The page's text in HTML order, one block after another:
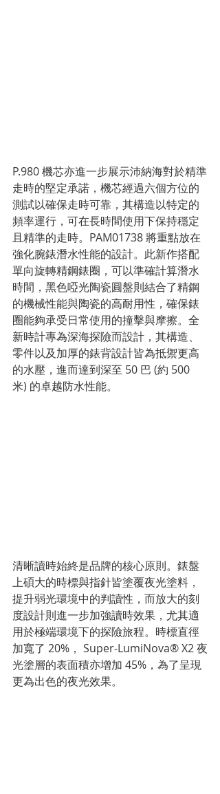
P.980 機芯亦進一步展示沛納海對於精準
走時的堅定承諾，機芯經過六個方位的
測試以確保走時可靠，其構造以特定的
頻率運行，可在長時間使用下保持穩定
且精準的走時。PAM01738 將重點放在
強化腕錶潛水性能的設計。此新作搭配
單向旋轉精鋼錶圈，可以準確計算潛水
時間，黑色啞光陶瓷圓盤則結合了精鋼
的機械性能與陶瓷的高耐用性，確保錶
圈能夠承受日常使用的撞擊與摩擦。全
新時計專為深海探險而設計，其構造、
零件以及加厚的錶背設計皆為抵禦更高
的水壓，進而達到深至 50 巴 (約 500
米) 的卓越防水性能。
清晰讀時始終是品牌的核心原則。錶盤
上碩大的時標與指針皆塗覆夜光塗料，
提升弱光環境中的判讀性，而放大的刻
度設計則進一步加強讀時效果，尤其適
用於極端環境下的探險旅程。時標直徑
加寬了 20%， Super-LumiNova® X2 夜
光塗層的表面積亦增加 45%，為了呈現
更為出色的夜光效果。